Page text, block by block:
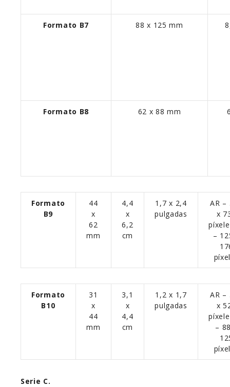
Formato B7 88 x 125 mm
Formato B8 62 x 88 mm
Formato
B9
44
x
62
mm
4,4
x
6,2
cm
1,7 x 2,4
pulgadas
AR –
x
–
Formato
B10
31
x
44
mm
3,1
x
4,4
cm
1,2 x 1,7
pulgadas
AR –
x
–
Serie C.